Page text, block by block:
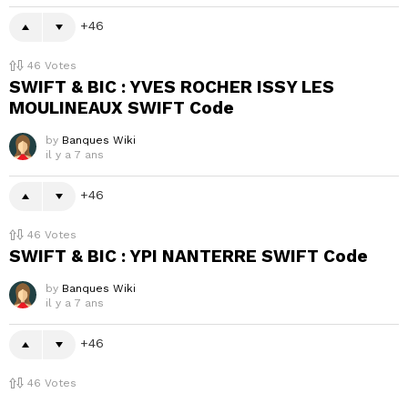
46
46 Votes
SWIFT & BIC : YVES ROCHER ISSY LES
MOULINEAUX SWIFT Code
by Banques Wiki
il y a 7 ans
46
46 Votes
SWIFT & BIC : YPI NANTERRE SWIFT Code
by Banques Wiki
il y a 7 ans
46
46 Votes